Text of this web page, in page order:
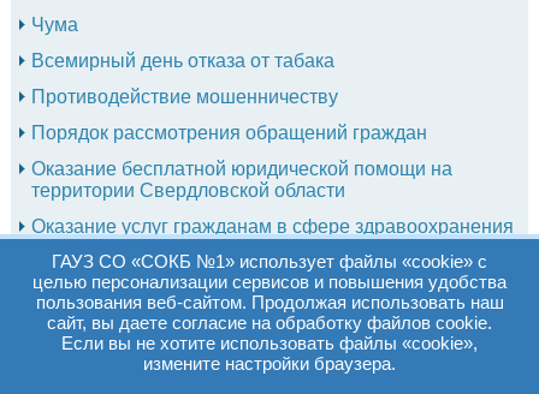
Чума
Всемирный день отказа от табака
Противодействие мошенничеству
Порядок рассмотрения обращений граждан
Оказание бесплатной юридической помощи на
территории Свердловской области
Оказание услуг гражданам в сфере здравоохранения
Сводные данные по СОУТ
Юридическим лицам
Профилактика энтеровирусной инфекции
Профилактика клещевого энцефалита
ГАУЗ СО «СОКБ №1» использует файлы «cookie» с
целью персонализации сервисов и повышения удобства
пользования веб-сайтом. Продолжая использовать наш
сайт, вы даете согласие на обработку файлов cookie.
Если вы не хотите использовать файлы «cookie»,
измените настройки браузера.